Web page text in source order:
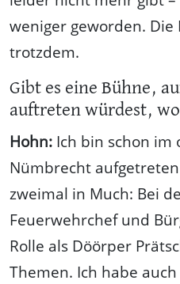
weniger geworden.
trotzdem.
Gibt es eine Bühne,
auftreten würdest,
Hohn: Ich bin schon im
Nümbrecht
zweimal in Much: Bei
Feuerwehrchef und
Rolle als Döörper
Themen. Ich habe